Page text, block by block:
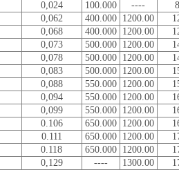
0,024 100.000 ----
0,062 400.000 1200.00
0,068 400.000 1200.00
0,073 500.000 1200.00
0,078 500.000 1200.00
0,083 500.000 1200.00
0,088 550.000 1200.00
0,094 550.000 1200.00
0,099 550.000 1200.00
0.106 650.000 1200.00
0.111 650.000 1200.00
0.118 650.000 1200.00
0,129 ---- 1300.00